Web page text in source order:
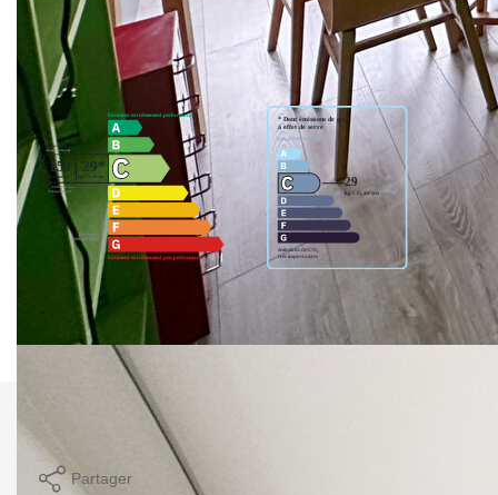
Diagnostics énergétiques
Montant estimé des dépenses annuelles d'énergie pour un
usage standard entre 1030€ et 1450€. indexées aux années
2021,2022 et 2023 (abonnement compris).
Comparer ce
Partager